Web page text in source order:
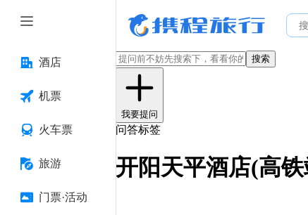
酒店
机票
火车票
旅游
门票·活动
搜索
我要提问
问答标签
开阳天平酒店(高